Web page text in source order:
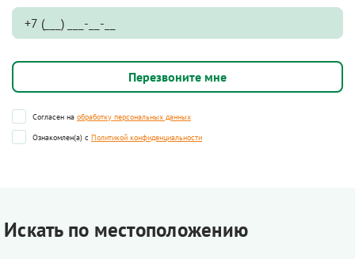
Согласен на обработку персональных данных
Ознакомлен(а) с Политикой конфиденциальности
Искать по местоположению